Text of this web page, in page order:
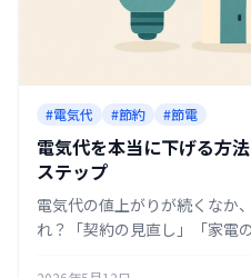
#電気代 #節約 #節電
電気代を本当に下げる方
ステップ
電気代の値上がりが続くなか
れ？「契約の見直し」「家電